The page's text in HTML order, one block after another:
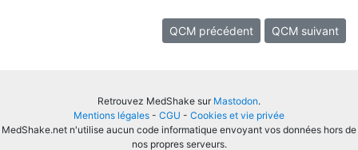
QCM précédent QCM suivant
Retrouvez MedShake sur Mastodon.
Mentions légales - CGU - Cookies et vie privée
MedShake.net n'utilise aucun code informatique envoyant vos données hors de
nos propres serveurs.